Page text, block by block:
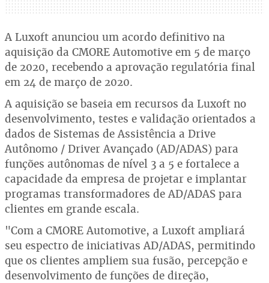
A Luxoft anunciou um acordo definitivo na
aquisição da CMORE Automotive em 5 de março
de 2020, recebendo a aprovação regulatória final
em 24 de março de 2020.
A aquisição se baseia em recursos da Luxoft no
desenvolvimento, testes e validação orientados a
dados de Sistemas de Assistência a Drive
Autônomo / Driver Avançado (AD/ADAS) para
funções autônomas de nível 3 a 5 e fortalece a
capacidade da empresa de projetar e implantar
programas transformadores de AD/ADAS para
clientes em grande escala.
"Com a CMORE Automotive, a Luxoft ampliará
seu espectro de iniciativas AD/ADAS, permitindo
que os clientes ampliem sua fusão, percepção e
desenvolvimento de funções de direção,